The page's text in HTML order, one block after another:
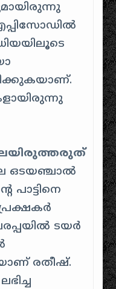
ഒടയഞ്ചാൽ
പാട്ടിനെ
ടയർ
രതീഷ്.